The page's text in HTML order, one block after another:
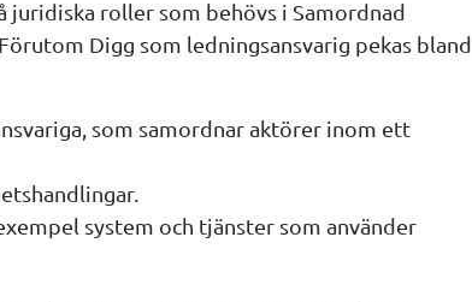
juridiska roller som behövs i Samordnad
Digg som ledningsansvarig pekas bland
som samordnar aktörer inom ett
system och tjänster som använder